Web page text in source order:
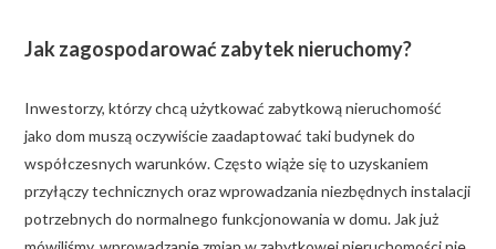
Jak zagospodarować zabytek nieruchomy?
Inwestorzy, którzy chcą użytkować zabytkową nieruchomość
jako dom muszą oczywiście zaadaptować taki budynek do
współczesnych warunków. Często wiąże się to uzyskaniem
przyłączy technicznych oraz wprowadzania niezbędnych instalacji
potrzebnych do normalnego funkcjonowania w domu. Jak już